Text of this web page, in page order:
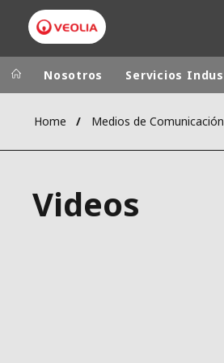
Grupo Veolia
CAMPUS
Nosotros Servicios
Home Medios de Comunicación
Videos